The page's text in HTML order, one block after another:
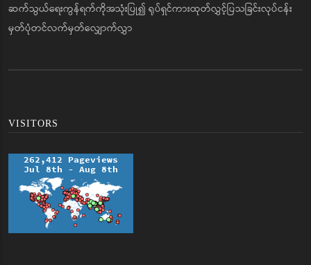
ဆက်သွယ်ရေးကွန်ရက်ကိုအသုံးပြု၍ ရုပ်ရှင်ကားထုတ်လွှင့်ပြသခြင်းလုပ်ငန်း
မှတ်ပုံတင်လက်မှတ်လျှောက်လွှာ
VISITORS